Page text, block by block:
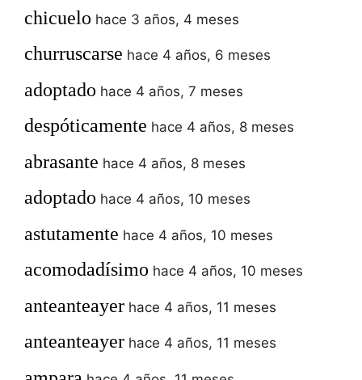
chicuelo hace 3 años, 4 meses
churruscarse hace 4 años, 6 meses
adoptado hace 4 años, 7 meses
despóticamente hace 4 años, 8 meses
abrasante hace 4 años, 8 meses
adoptado hace 4 años, 10 meses
astutamente hace 4 años, 10 meses
acomodadísimo hace 4 años, 10 meses
anteanteayer hace 4 años, 11 meses
anteanteayer hace 4 años, 11 meses